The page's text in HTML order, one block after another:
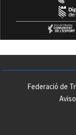
Federació de